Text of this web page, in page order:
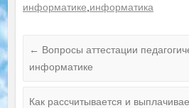
информатике информатика
← Вопросы аттестации
информатике
Как рассчитывается и